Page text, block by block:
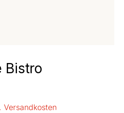
Bistro